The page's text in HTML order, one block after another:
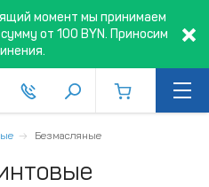
момент мы принимаем
от 100 BYN. Приносим
Безмасляные